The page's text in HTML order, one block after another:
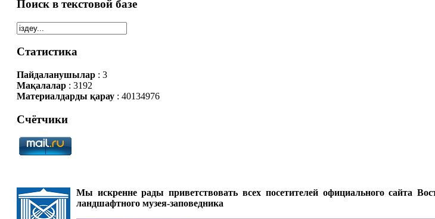
Поиск в текстовой базе
Статистика
Пайдаланушылар: 3
Мақалалар: 3192
Материалдарды қарау: 40134976
Счётчики
Мы искренне рады приветствовать всех посетителей официального сайта
ландшафтного музея-заповедника